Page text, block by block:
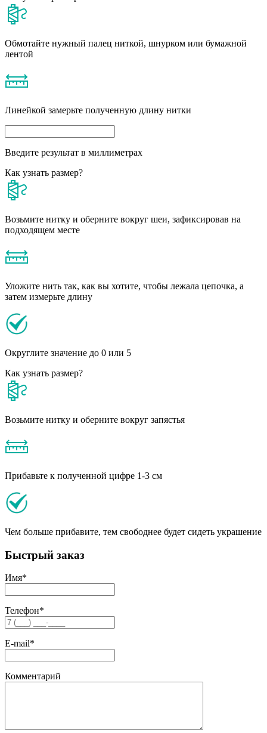
Обмотайте нужный палец ниткой, шнурком или бумажной
лентой
Линейкой замерьте полученную длину нитки
Введите результат в миллиметрах
Как узнать размер?
Возьмите нитку и оберните вокруг шеи, зафиксировав на
подходящем месте
Уложите нить так, как вы хотите, чтобы лежала цепочка, а
затем измерьте длину
Округлите значение до 0 или 5
Как узнать размер?
Возьмите нитку и оберните вокруг запястья
Прибавьте к полученной цифре 1-3 см
Чем больше прибавите, тем свободнее будет сидеть украшение
Быстрый заказ
Имя*
Телефон*
E-mail*
Комментарий